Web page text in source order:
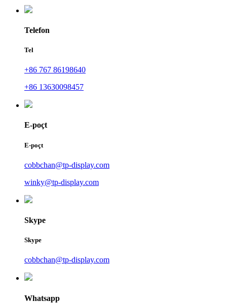
Telefon
Tel
+86 767 86198640
+86 13630098457
E-poçt
E-poçt
cobbchan@tp-display.com
winky@tp-display.com
Skype
Skype
cobbchan@tp-display.com
Whatsapp